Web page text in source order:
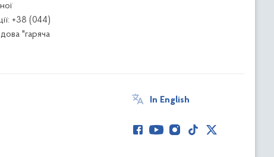
+38 (044)
"гаряча
In English